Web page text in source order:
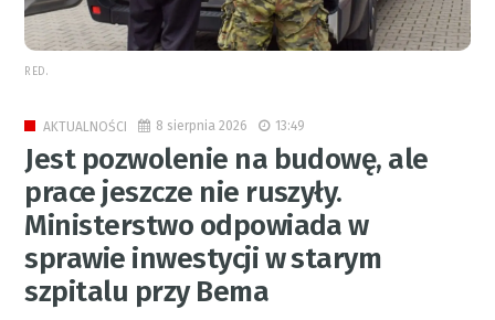
RED.
AKTUALNOŚCI 8 sierpnia 2026 13:49
Jest pozwolenie na budowę, ale
prace jeszcze nie ruszyły.
Ministerstwo odpowiada w
sprawie inwestycji w starym
szpitalu przy Bema